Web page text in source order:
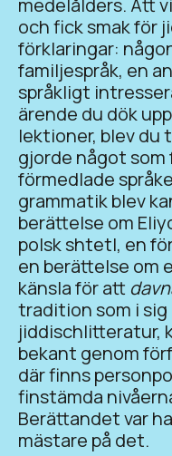
medelålders. Att
och fick smak för
förklaringar:
familjespråk, en
språkligt
ärende du dök
lektioner, blev du
gjorde något som
förmedlade
grammatik blev
berättelse om
polsk shtetl, en
en berättelse om
känsla för att
tradition som i
jiddischlitteratur,
bekant genom
där finns
finstämda
Berättandet var
mästare på det.